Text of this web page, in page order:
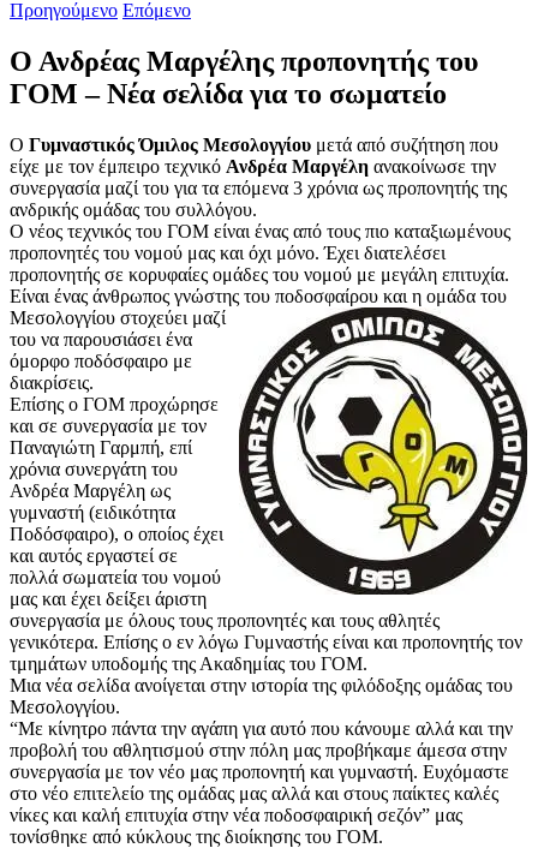
Προηγούμενο Επόμενο
Ο Ανδρέας Μαργέλης προπονητής του
ΓΟΜ – Νέα σελίδα για το σωματείο
Ο Γυμναστικός Όμιλος Μεσολογγίου μετά από συζήτηση που
είχε με τον έμπειρο τεχνικό Ανδρέα Μαργέλη ανακοίνωσε την
συνεργασία μαζί του για τα επόμενα 3 χρόνια ως προπονητής της
ανδρικής ομάδας του συλλόγου.
Ο νέος τεχνικός του ΓΟΜ είναι ένας από τους πιο καταξιωμένους
προπονητές του νομού μας και όχι μόνο. Έχει διατελέσει
προπονητής σε κορυφαίες ομάδες του νομού με μεγάλη επιτυχία.
Είναι ένας άνθρωπος γνώστης του ποδοσφαίρου και η ομάδα του
Μεσολογγίου στοχεύει μαζί
του να παρουσιάσει ένα
όμορφο ποδόσφαιρο με
διακρίσεις.
Επίσης ο ΓΟΜ προχώρησε
και σε συνεργασία με τον
Παναγιώτη Γαρμπή, επί
χρόνια συνεργάτη του
Ανδρέα Μαργέλη ως
γυμναστή (ειδικότητα
Ποδόσφαιρο), ο οποίος έχει
και αυτός εργαστεί σε
πολλά σωματεία του νομού
μας και έχει δείξει άριστη
συνεργασία με όλους τους προπονητές και τους αθλητές
γενικότερα. Επίσης ο εν λόγω Γυμναστής είναι και προπονητής τον
τμημάτων υποδομής της Ακαδημίας του ΓΟΜ.
Μια νέα σελίδα ανοίγεται στην ιστορία της φιλόδοξης ομάδας του
Μεσολογγίου.
“Με κίνητρο πάντα την αγάπη για αυτό που κάνουμε αλλά και την
προβολή του αθλητισμού στην πόλη μας προβήκαμε άμεσα στην
συνεργασία με τον νέο μας προπονητή και γυμναστή. Ευχόμαστε
στο νέο επιτελείο της ομάδας μας αλλά και στους παίκτες καλές
νίκες και καλή επιτυχία στην νέα ποδοσφαιρική σεζόν” μας
τονίσθηκε από κύκλους της διοίκησης του ΓΟΜ.